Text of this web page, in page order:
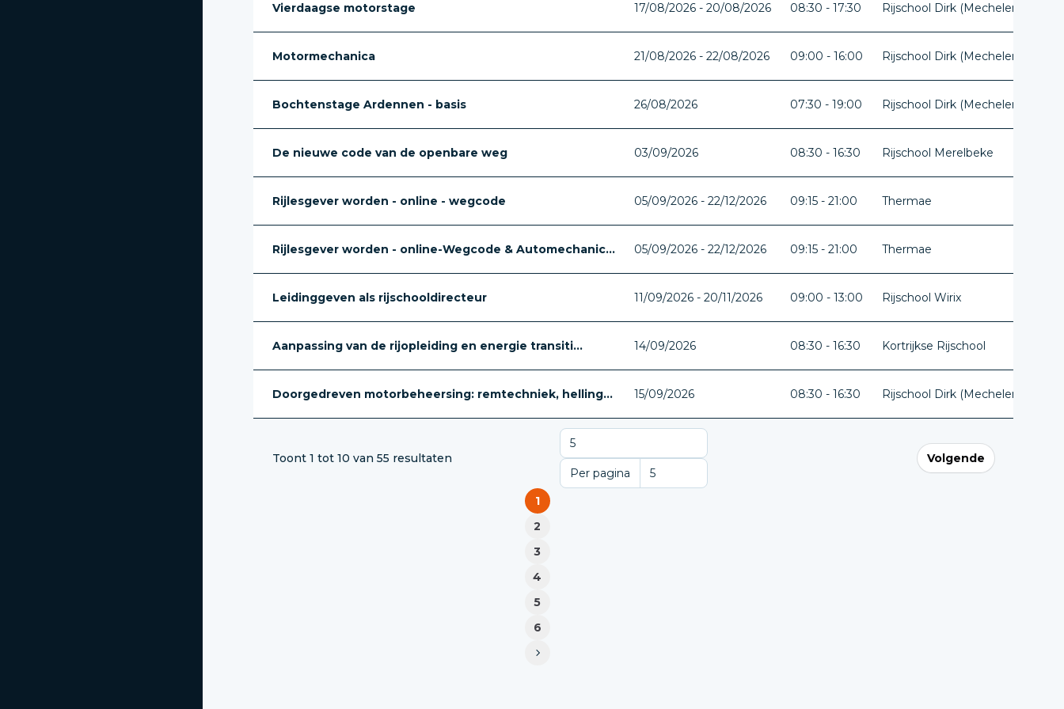
Vierdaagse motorstage 17/08/2026 - 20/08/2026 08:30 - 17:30 Rijschool Dirk (Mechelen)
Motormechanica 21/08/2026 - 22/08/2026 09:00 - 16:00 Rijschool Dirk (Mechelen)
Bochtenstage Ardennen - basis 26/08/2026 07:30 - 19:00 Rijschool Dirk (Mechelen)
De nieuwe code van de openbare weg 03/09/2026 08:30 - 16:30 Rijschool Merelbeke
Rijlesgever worden - online - wegcode 05/09/2026 - 22/12/2026 09:15 - 21:00 Thermae
Rijlesgever worden - online-Wegcode & Automechanic... 05/09/2026 - 22/12/2026 09:15 - 21:00 Thermae
Leidinggeven als rijschooldirecteur 11/09/2026 - 20/11/2026 09:00 - 13:00 Rijschool Wirix
Aanpassing van de rijopleiding en energie transiti... 14/09/2026 08:30 - 16:30 Kortrijkse Rijschool
Doorgedreven motorbeheersing: remtechniek, helling... 15/09/2026 08:30 - 16:30 Rijschool Dirk (Mechelen)
Toont 1 tot 10 van 55 resultaten
Per pagina
Per pagina
Volgende
1
2
3
4
5
6